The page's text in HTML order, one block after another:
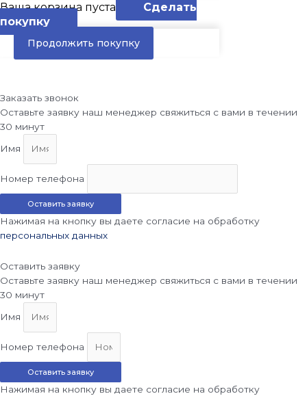
Ваша корзина пуста
Сделать
покупку
Продолжить покупку
Заказать звонок
Оставьте заявку наш менеджер свяжиться с вами в течении
30 минут
Имя
Номер телефона
Оставить заявку
Нажимая на кнопку вы даете согласие на обработку
персональных данных
Оставить заявку
Оставьте заявку наш менеджер свяжиться с вами в течении
30 минут
Имя
Номер телефона
Оставить заявку
Нажимая на кнопку вы даете согласие на обработку